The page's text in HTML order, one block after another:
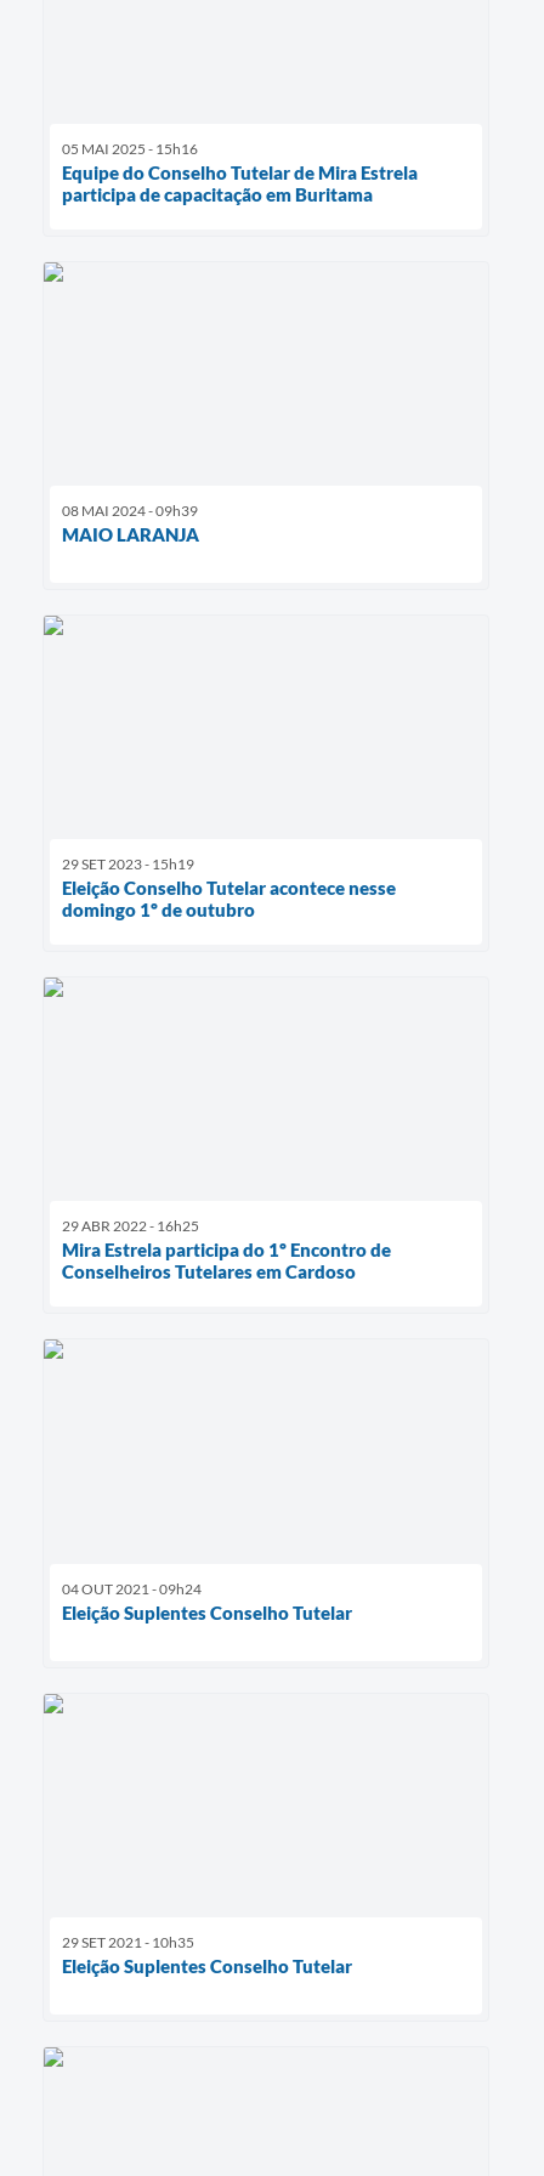
05 MAI 2025 - 15h16
Equipe do Conselho Tutelar de Mira Estrela
participa de capacitação em Buritama
08 MAI 2024 - 09h39
MAIO LARANJA
29 SET 2023 - 15h19
Eleição Conselho Tutelar acontece nesse
domingo 1º de outubro
29 ABR 2022 - 16h25
Mira Estrela participa do 1º Encontro de
Conselheiros Tutelares em Cardoso
04 OUT 2021 - 09h24
Eleição Suplentes Conselho Tutelar
29 SET 2021 - 10h35
Eleição Suplentes Conselho Tutelar